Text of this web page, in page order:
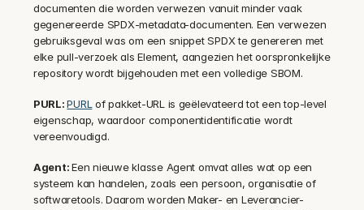
documenten die worden verwezen vanuit minder vaak
gegenereerde SPDX-metadata-documenten. Een verwezen
gebruiksgeval was om een snippet SPDX te genereren met
elke pull-verzoek als Element, aangezien het oorspronkelijke
repository wordt bijgehouden met een volledige SBOM.
PURL: PURL of pakket-URL is geëlevateerd tot een top-level
eigenschap, waardoor componentidentificatie wordt
vereenvoudigd.
Agent: Een nieuwe klasse Agent omvat alles wat op een
systeem kan handelen, zoals een persoon, organisatie of
softwaretools. Daarom worden Maker- en Leverancier-